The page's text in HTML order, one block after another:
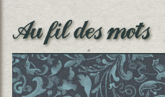
Au fil des mots